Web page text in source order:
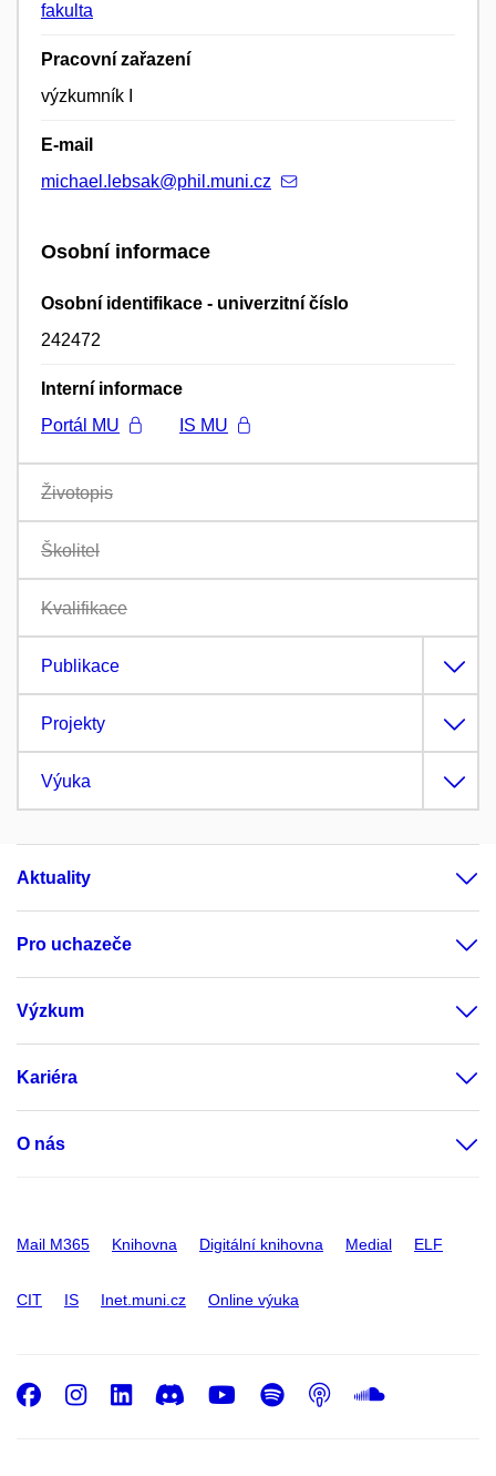
fakulta
Pracovní zařazení
výzkumník I
E-mail
michael.lebsak@phil.muni.cz
Osobní informace
Osobní identifikace - univerzitní číslo
242472
Interní informace
Portál MU
IS MU
Životopis
Školitel
Kvalifikace
Publikace
Projekty
Výuka
Aktuality
Pro uchazeče
Výzkum
Kariéra
O nás
Mail M365 Knihovna Digitální knihovna Medial ELF
CIT IS Inet.muni.cz Online výuka
Facebook
Instagram
LinkedIn
DiscordYoutube
Spotify
Podcast